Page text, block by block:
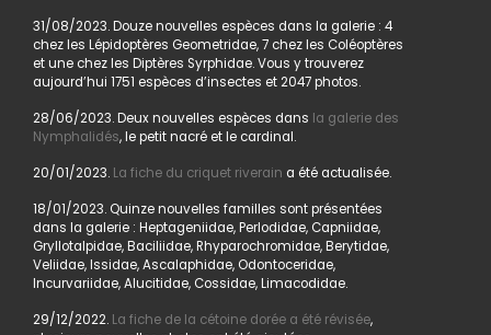
31/08/2023. Douze nouvelles espèces dans la galerie : 4
chez les Lépidoptères Geometridae, 7 chez les Coléoptères
et une chez les Diptères Syrphidae. Vous y trouverez
aujourd’hui 1751 espèces d’insectes et 2047 photos.
28/06/2023. Deux nouvelles espèces dans la galerie des
Nymphalidés, le petit nacré et le cardinal.
20/01/2023. La fiche du criquet riverain a été actualisée.
18/01/2023. Quinze nouvelles familles sont présentées
dans la galerie : Heptageniidae, Perlodidae, Capniidae,
Gryllotalpidae, Baciliidae, Rhyparochromidae, Berytidae,
Veliidae, Issidae, Ascalaphidae, Odontoceridae,
Incurvariidae, Alucitidae, Cossidae, Limacodidae.
29/12/2022. La fiche de la cétoine dorée a été révisée,